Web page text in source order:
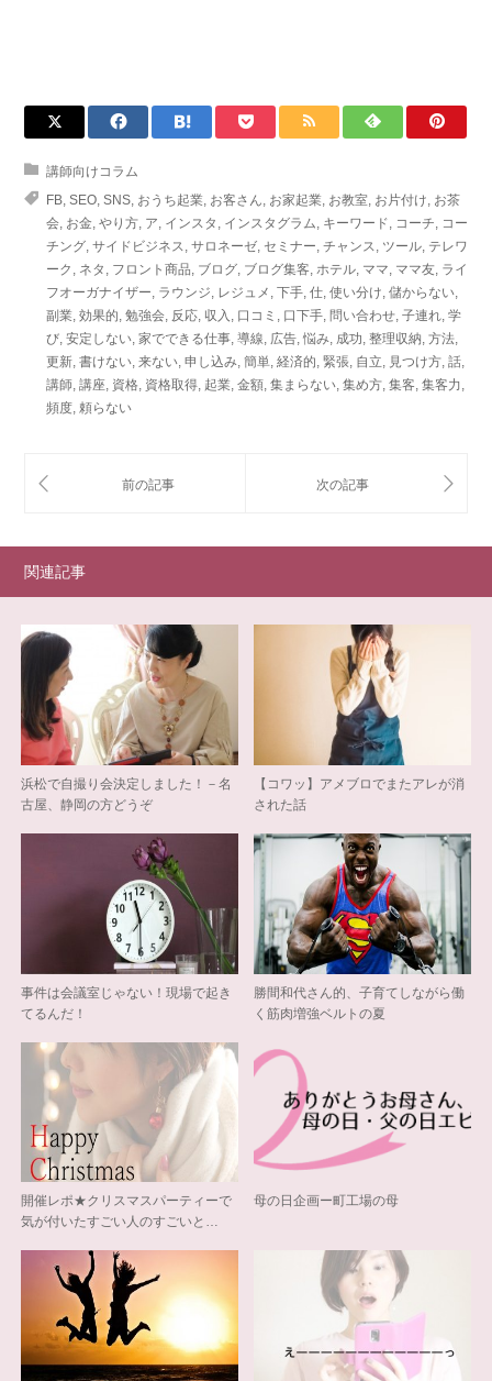
講師向けコラム
FB, SEO, SNS, おうち起業, お客さん, お家起業, お教室, お片付け, お茶
会, お金, やり方, ア, インスタ , インスタグラム, キーワード, コーチ, コー
チング, サイドビジネス, サロネーゼ, セミナー, チャンス, ツール, テレワ
ーク , ネタ , フロント商品, ブログ, ブログ集客, ホテル, ママ, ママ友, ライ
フオーガナイザー, ラウンジ, レジュメ , 下手, 仕, 使い分け, 儲からない,
副業, 効果的, 勉強会, 反応, 収入 , 口コミ , 口下手, 問い合わせ, 子連れ, 学
び, 安定しない, 家でできる仕事, 導線, 広告, 悩み, 成功, 整理収納, 方法,
更新, 書けない, 来ない, 申し込み, 簡単, 経済的, 緊張, 自立, 見つけ方, 話,
講師, 講座, 資格, 資格取得, 起業, 金額, 集まらない, 集め方, 集客, 集客力,
頻度, 頼らない
関連記事
浜松で自撮り会決定しました！－名
古屋、静岡の方どうぞ
【コワッ】アメブロでまたアレが消
された話
事件は会議室じゃない！現場で起き
てるんだ！
勝間和代さん的、子育てしながら働
く筋肉増強ベルトの夏
開催レポ★クリスマスパーティーで
気が付いたすごい人のすごいと…
母の日企画ー町工場の母